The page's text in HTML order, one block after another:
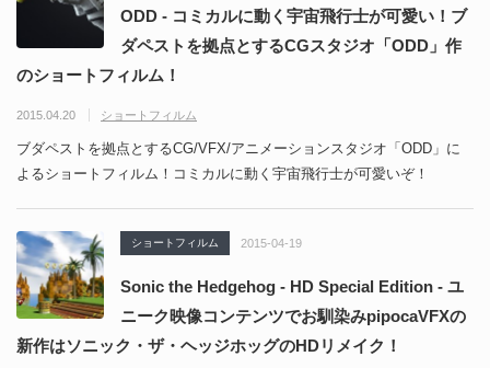
ODD - コミカルに動く宇宙飛行士が可愛い！ブ
ダペストを拠点とするCGスタジオ「ODD」作
のショートフィルム！
2015.04.20 ショートフィルム
ブダペストを拠点とするCG/VFX/アニメーションスタジオ「ODD」に
よるショートフィルム！コミカルに動く宇宙飛行士が可愛いぞ！
ショートフィルム 2015-04-19
Sonic the Hedgehog - HD Special Edition - ユ
ニーク映像コンテンツでお馴染みpipocaVFXの
新作はソニック・ザ・ヘッジホッグのHDリメイク！